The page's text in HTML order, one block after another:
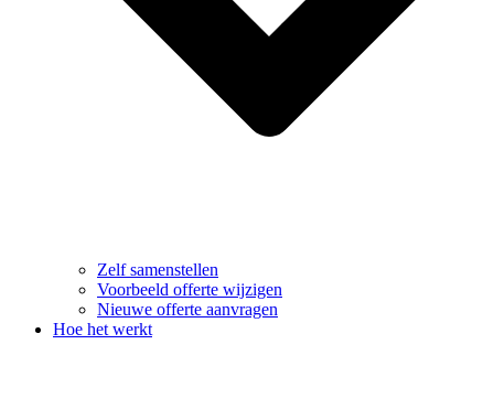
Zelf samenstellen
Voorbeeld offerte wijzigen
Nieuwe offerte aanvragen
Hoe het werkt